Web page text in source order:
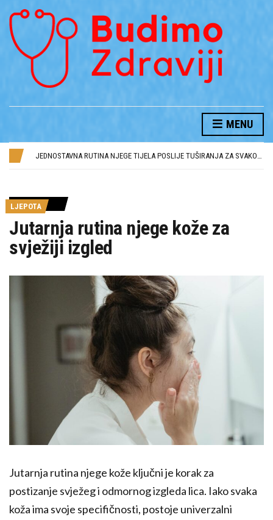
MENU
NAJČEŠĆE GREŠKE U NJEZI KOSE I KAKO IH IZBJEĆI
JEDNOSTAVNA RUTINA NJEGE TIJELA POSLIJE TUŠIRANJA ZA SVAKODNEVNU SVJEŽINU
NAJČEŠĆE GREŠKE U NJEZI KOSE I KAKO IH IZBJEĆI
LJEPOTA
Jutarnja rutina njege kože za
svježiji izgled
Jutarnja rutina njege kože ključni je korak za
postizanje svježeg i odmornog izgleda lica. Iako svaka
koža ima svoje specifičnosti, postoje univerzalni